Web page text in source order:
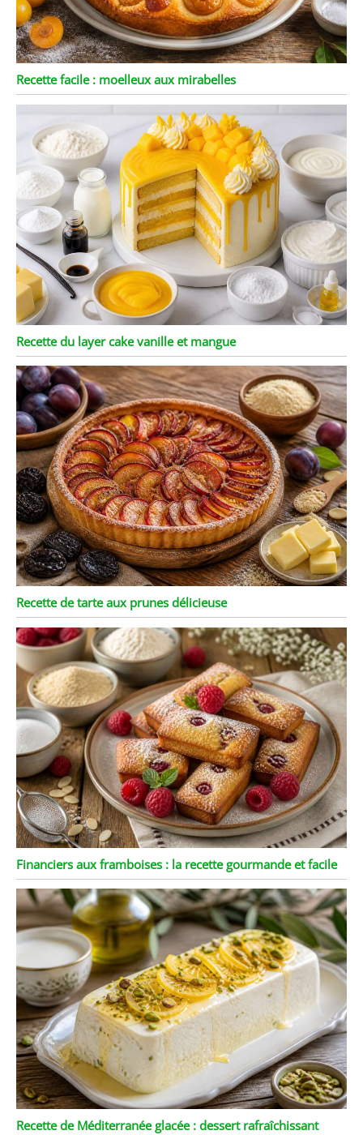
Recette facile : moelleux aux mirabelles
Recette du layer cake vanille et mangue
Recette de tarte aux prunes délicieuse
Financiers aux framboises : la recette gourmande et facile
Recette de Méditerranée glacée : dessert rafraîchissant